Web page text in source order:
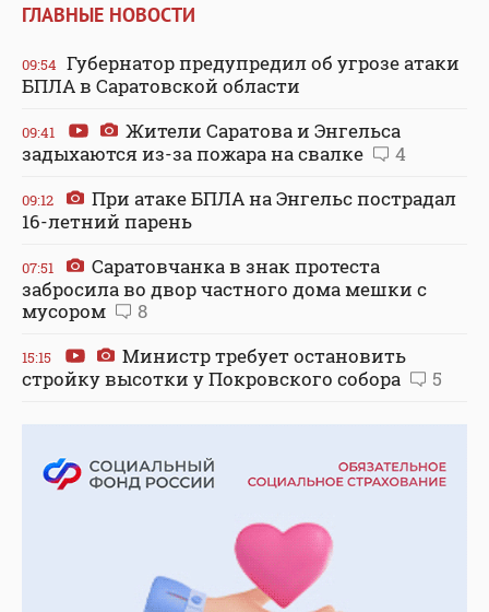
ГЛАВНЫЕ НОВОСТИ
09:54 Губернатор предупредил об угрозе атаки
БПЛА в Саратовской области
09:41
Жители Саратова и Энгельса
задыхаются из-за пожара на свалке
4
09:12
При атаке БПЛА на Энгельс пострадал
16-летний парень
07:51
Саратовчанка в знак протеста
забросила во двор частного дома мешки с
мусором
8
15:15
Министр требует остановить
стройку высотки у Покровского собора
5